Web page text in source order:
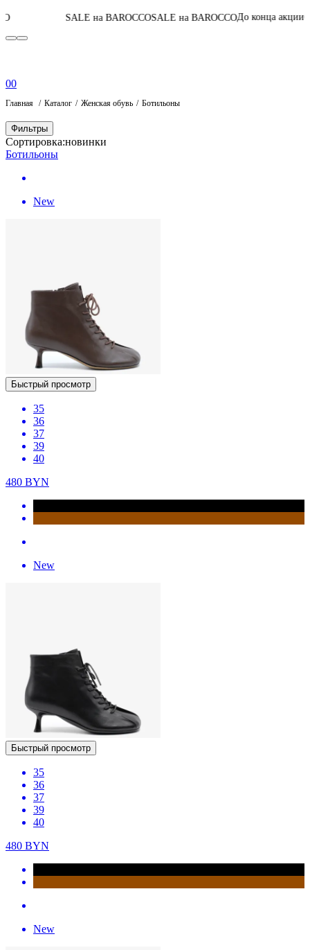
SALE на BAROCCO SALE на BAROCCO До конца акции05:16:18:09
00
Главная Каталог Женская обувь Ботильоны
Фильтры
Сортировка:новинки
Ботильоны
New
Быстрый просмотр
35
36
37
39
40
480 BYN
New
Быстрый просмотр
35
36
37
39
40
480 BYN
New